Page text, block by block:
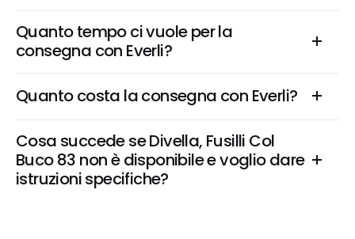
Quanto tempo ci vuole per la
consegna con Everli?
Quanto costa la consegna con Everli?
Cosa succede se Divella, Fusilli Col
Buco 83 non è disponibile e voglio dare
istruzioni specifiche?